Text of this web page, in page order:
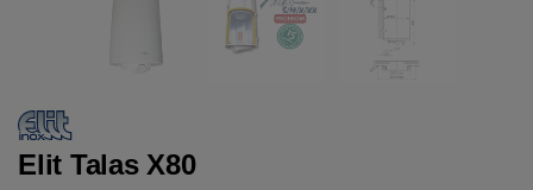
Elit Talas X80